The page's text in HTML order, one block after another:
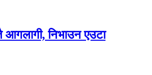
आगलागी, निभाउन एउटा